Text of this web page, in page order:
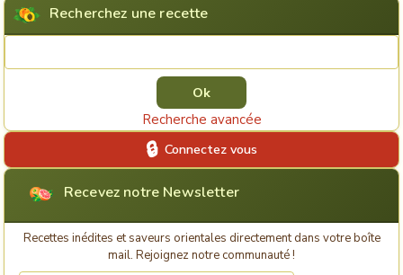
Recherchez une recette
Recherche avancée
Connectez vous
Recevez notre Newsletter
Recettes inédites et saveurs orientales directement dans votre boîte
mail. Rejoignez notre communauté !